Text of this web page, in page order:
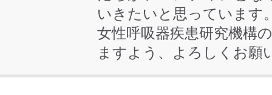
いきたいと思っています
女性呼吸器疾患研究機構
ますよう、よろしくお願